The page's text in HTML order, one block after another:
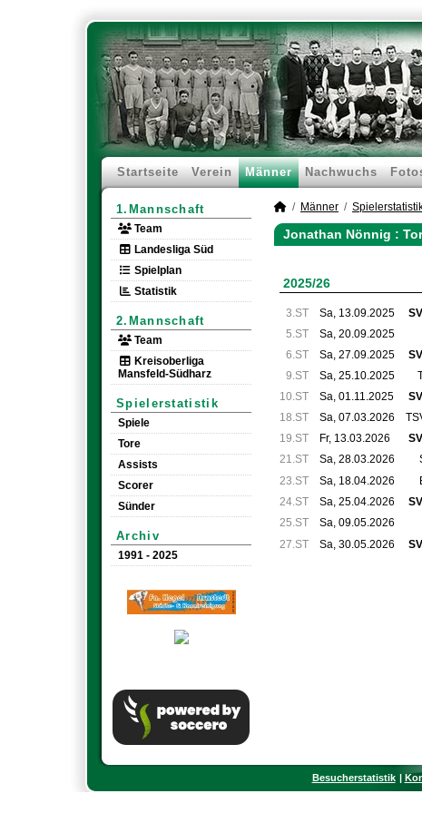
Startseite Verein Männer Nachwuchs
1.Mannschaft
Team
Landesliga Süd
Spielplan
Statistik
2.Mannschaft
Team
Kreisoberliga
Mansfeld-Südharz
Spielerstatistik
Spiele
Tore
Assists
Scorer
Sünder
Archiv
1991 - 2025
Männer
Jonathan Nönnig :
2025/26
3.ST Sa, 13.09.2025
5.ST Sa, 20.09.2025
6.ST Sa, 27.09.2025
9.ST Sa, 25.10.2025
10.ST Sa, 01.11.2025
18.ST Sa, 07.03.2026
19.ST Fr, 13.03.2026
21.ST Sa, 28.03.2026
23.ST Sa, 18.04.2026
24.ST Sa, 25.04.2026
25.ST Sa, 09.05.2026
27.ST Sa, 30.05.2026
Besucherstatistik